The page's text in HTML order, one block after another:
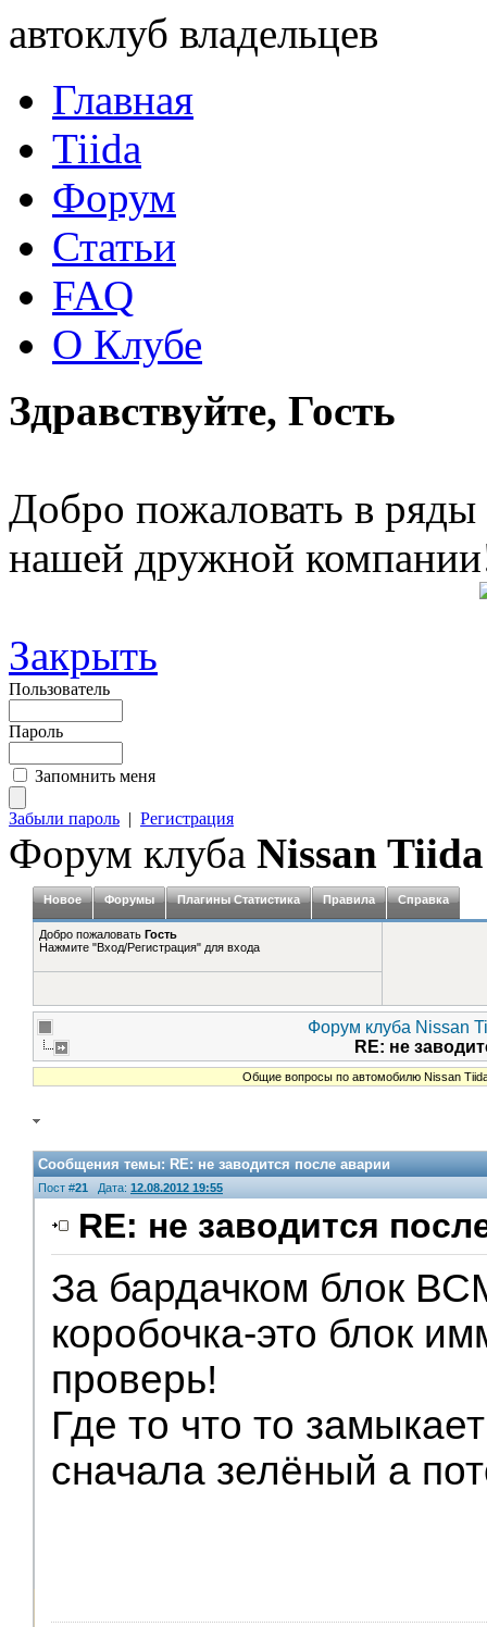
автоклуб владельцев
Главная
Tiida
Форум
Статьи
FAQ
О Клубе
Здравствуйте, Гость
Добро пожаловать в ряды
нашей дружной
Закрыть
Пользователь
Пароль
Запомнить меня
Забыли пароль | Регистрация
Форум клуба Nissan Tiida
Новое Форумы Плагины Статистика Правила Справка
Добро пожаловать Гость
Нажмите "Вход/Регистрация" для входа
Форум клуба Nissan
RE: не
Общие вопросы по автомобилю Nissan
Сообщения темы:RE: не заводится после аварии
Пост #21 Дата: 12.08.2012 19:55
RE: не заводится
За бардачком блок
коробочка-это блок
проверь!
Где то что то
сначала зелёный а
Модераторы